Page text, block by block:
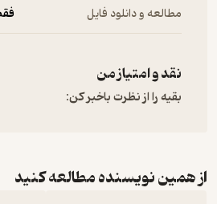
مطالعه و دانلود فایل
نقد و امتیاز من
بقیه را از نظرت باخبر کن:
از همین نویسنده مطالعه کنید